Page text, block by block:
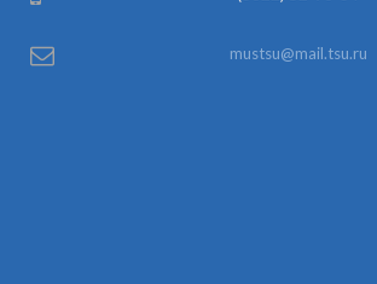
mustsu@mail.tsu.ru